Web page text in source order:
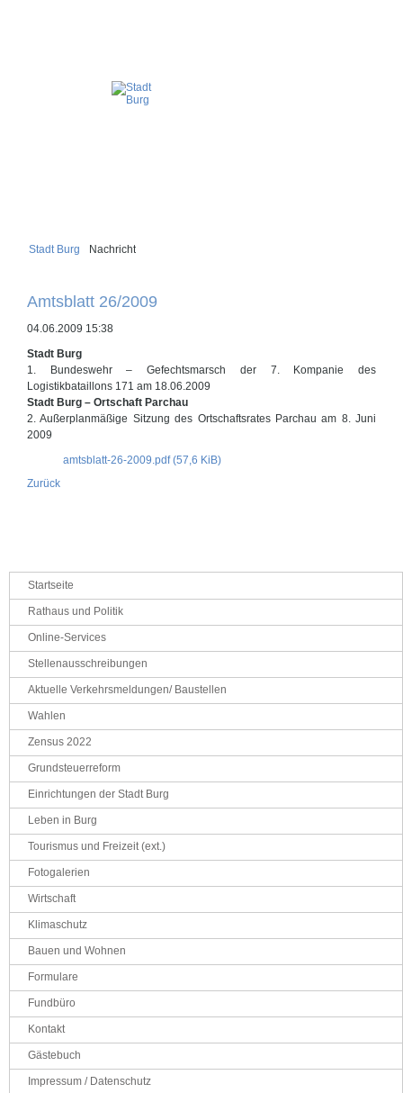
Stadt Burg Nachricht
Amtsblatt 26/2009
04.06.2009 15:38
Stadt Burg
1. Bundeswehr – Gefechtsmarsch der 7. Kompanie des
Logistikbataillons 171 am 18.06.2009
Stadt Burg – Ortschaft Parchau
2. Außerplanmäßige Sitzung des Ortschaftsrates Parchau am 8. Juni
2009
amtsblatt-26-2009.pdf(57,6 KiB)
Zurück
Navigation
überspringen
Startseite
Rathaus und Politik
Online-Services
Stellenausschreibungen
Aktuelle Verkehrsmeldungen/ Baustellen
Wahlen
Zensus 2022
Grundsteuerreform
Einrichtungen der Stadt Burg
Leben in Burg
Tourismus und Freizeit (ext.)
Fotogalerien
Wirtschaft
Klimaschutz
Bauen und Wohnen
Formulare
Fundbüro
Kontakt
Gästebuch
Impressum / Datenschutz